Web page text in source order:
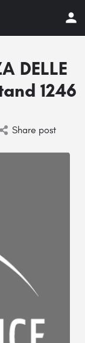
DELLE
1246
Share post